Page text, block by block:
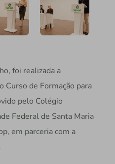
foi realizada a
Curso de Formação para
pelo Colégio
Federal de Santa Maria
em parceria com a